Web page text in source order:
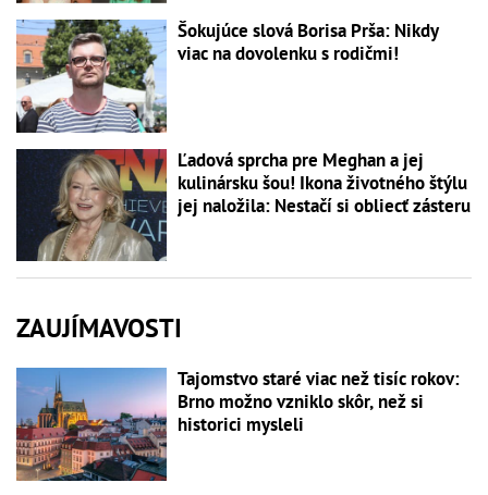
Šokujúce slová Borisa Prša: Nikdy
viac na dovolenku s rodičmi!
Ľadová sprcha pre Meghan a jej
kulinársku šou! Ikona životného štýlu
jej naložila: Nestačí si obliecť zásteru
ZAUJÍMAVOSTI
Tajomstvo staré viac než tisíc rokov:
Brno možno vzniklo skôr, než si
historici mysleli